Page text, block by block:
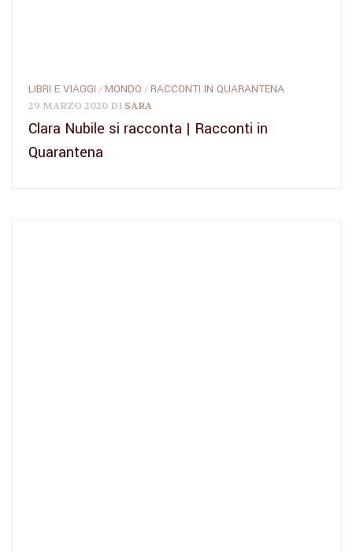
LIBRI E VIAGGI /MONDO /RACCONTI IN QUARANTENA
29 MARZO 2020 DI SARA
Clara Nubile si racconta | Racconti in
Quarantena